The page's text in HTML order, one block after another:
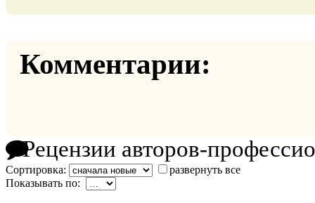
Комментарии:
Рецензии авторов-
Сортировка:
развернуть все
Показывать по: